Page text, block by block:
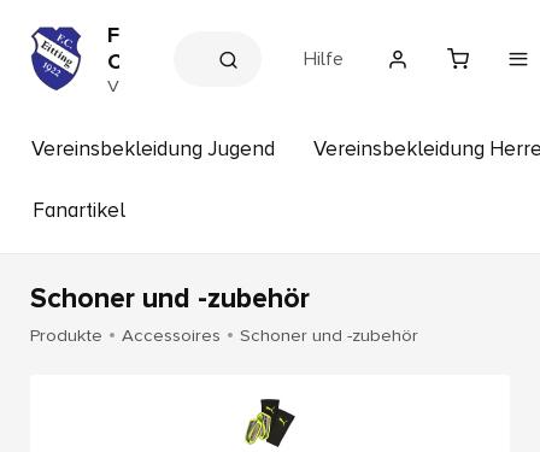
F
C
E
t
n
V
e
s
p
Hilfe
Vereinsbekleidung Jugend Vereinsbekleidung
Fanartikel
Schoner und -zubehör
Produkte Accessoires Schoner und -zubehör